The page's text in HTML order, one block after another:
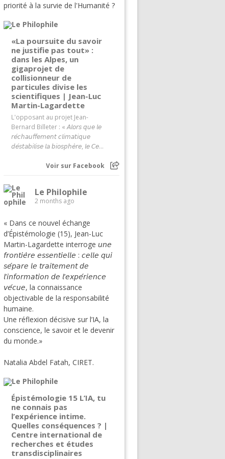
priorité à la survie de l'Humanité ?
«La poursuite du savoir
ne justifie pas tout» :
dans les Alpes, un
gigaprojet de
collisionneur de
particules divise les
scientifiques | Jean-Luc
Martin-Lagardette
L'opposant au projet Jean-
Bernard Billeter : « 𝘈𝘭𝘰𝘳𝘴 𝘲𝘶𝘦 𝘭𝘦
𝘳𝘦́𝘤𝘩𝘢𝘶𝘧𝘧𝘦𝘮𝘦𝘯𝘵 𝘤𝘭𝘪𝘮𝘢𝘵𝘪𝘲𝘶𝘦
𝘥𝘦́𝘴𝘵𝘢𝘣𝘪𝘭𝘪𝘴𝘦 𝘭𝘢 𝘣𝘪𝘰𝘴𝘱𝘩𝘦̀𝘳𝘦, 𝘭𝘦 𝘊𝘦...
Voir sur Facebook
Le Philophile
2 months ago
« Dans ce nouvel échange
d’Épistémologie (15), Jean-Luc
Martin-Lagardette interroge 𝘶𝘯𝘦
𝘧𝘳𝘰𝘯𝘵𝘪𝘦̀𝘳𝘦 𝘦𝘴𝘴𝘦𝘯𝘵𝘪𝘦𝘭𝘭𝘦 : 𝘤𝘦𝘭𝘭𝘦 𝘲𝘶𝘪
𝘴𝘦́𝘱𝘢𝘳𝘦 𝘭𝘦 𝘵𝘳𝘢𝘪𝘵𝘦𝘮𝘦𝘯𝘵 𝘥𝘦
𝘭’𝘪𝘯𝘧𝘰𝘳𝘮𝘢𝘵𝘪𝘰𝘯 𝘥𝘦 𝘭’𝘦𝘹𝘱𝘦́𝘳𝘪𝘦𝘯𝘤𝘦
𝘷𝘦́𝘤𝘶𝘦, la connaissance
objectivable de la responsabilité
humaine.
Une réflexion décisive sur l’IA, la
conscience, le savoir et le devenir
du monde.»
Natalia Abdel Fatah, CIRET.
Épistémologie 15 L’IA, tu
ne connais pas
l’expérience intime.
Quelles conséquences ? |
Centre international de
recherches et études
transdisciplinaires